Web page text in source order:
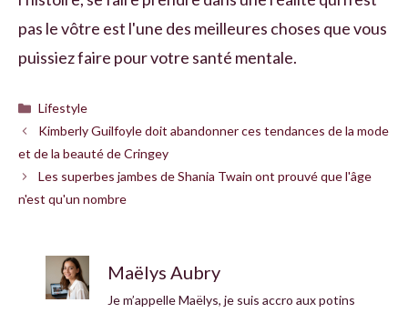
pas le vôtre est l'une des meilleures choses que vous
puissiez faire pour votre santé mentale.
Catégories
Lifestyle
Kimberly Guilfoyle doit abandonner ces tendances de la mode
et de la beauté de Cringey
Les superbes jambes de Shania Twain ont prouvé que l'âge
n'est qu'un nombre
Maëlys Aubry
Je m’appelle Maëlys, je suis accro aux potins